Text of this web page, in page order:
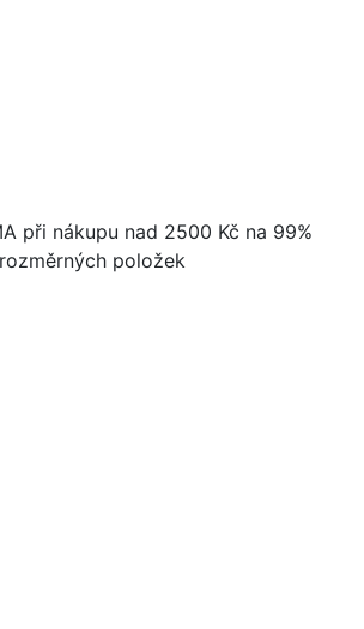
při nákupu nad 2500 Kč na 99%
položek